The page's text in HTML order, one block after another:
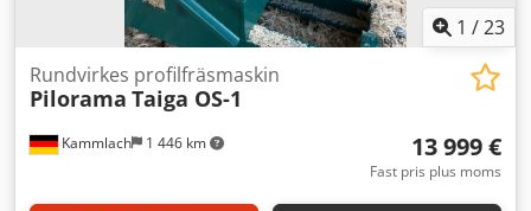
1 /23
Kammlach 1 446 km
Rundvirkes profilfräsmaskin
Pilorama Taiga OS-1
13 999 €
Fast pris plus moms